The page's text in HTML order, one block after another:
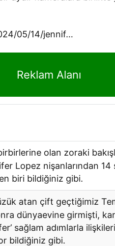
05/14/jennif…
Reklam Alanı
olan zoraki
Lopez nişanlarından 14
biri bildiğiniz gibi.
atan çift geçtiğimiz
dünyaevine girmişti,
sağlam adımlarla
bildiğiniz gibi.